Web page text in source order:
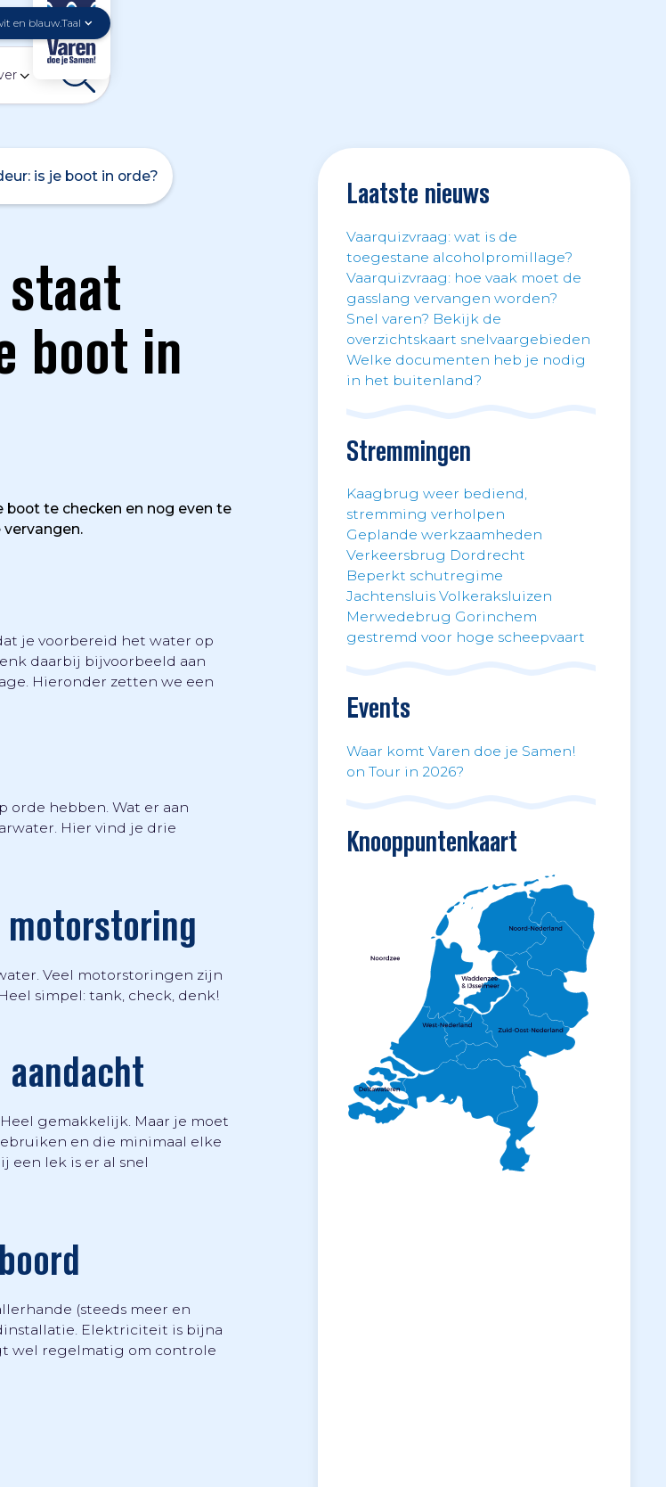
Taal
is je boot in orde?
boot in
te checken en nog even te
je voorbereid het water op
daarbij bijvoorbeeld aan
Hieronder zetten we een
hebben. Wat er aan
Hier vind je drie
motorstoring
Veel motorstoringen zijn
simpel: tank, check, denk!
gemakkelijk. Maar je moet
en die minimaal elke
een lek is er al snel
(steeds meer en
Elektriciteit is bijna
wel regelmatig om controle
Laatste nieuws
Vaarquizvraag: wat is de
toegestane alcoholpromillage?
Vaarquizvraag: hoe vaak moet de
gasslang vervangen worden?
Snel varen? Bekijk de
overzichtskaart snelvaargebieden
Welke documenten heb je nodig
in het buitenland?
Stremmingen
Kaagbrug weer bediend,
stremming verholpen
Geplande werkzaamheden
Verkeersbrug Dordrecht
Beperkt schutregime
Jachtensluis Volkeraksluizen
Merwedebrug Gorinchem
gestremd voor hoge scheepvaart
Events
Waar komt Varen doe je Samen!
on Tour in 2026?
Knooppuntenkaart